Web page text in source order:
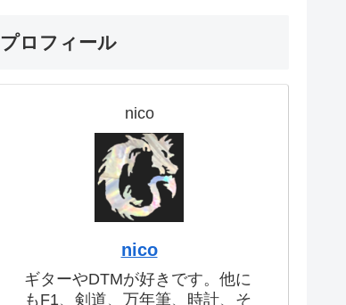
プロフィール
nico
nico
ギターやDTMが好きです。他に
もF1、剣道、万年筆、時計、そ